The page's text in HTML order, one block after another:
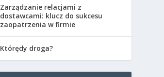
Zarządzanie relacjami z
dostawcami: klucz do sukcesu
zaopatrzenia w firmie
Którędy droga?